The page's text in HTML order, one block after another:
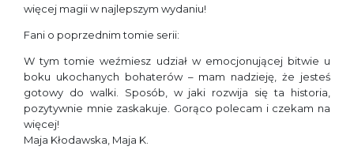
więcej magii w najlepszym wydaniu!
Fani o poprzednim tomie serii:
W tym tomie weźmiesz udział w emocjonującej bitwie u
boku ukochanych bohaterów – mam nadzieję, że jesteś
gotowy do walki. Sposób, w jaki rozwija się ta historia,
pozytywnie mnie zaskakuje. Gorąco polecam i czekam na
więcej!
Maja Kłodawska, Maja K.